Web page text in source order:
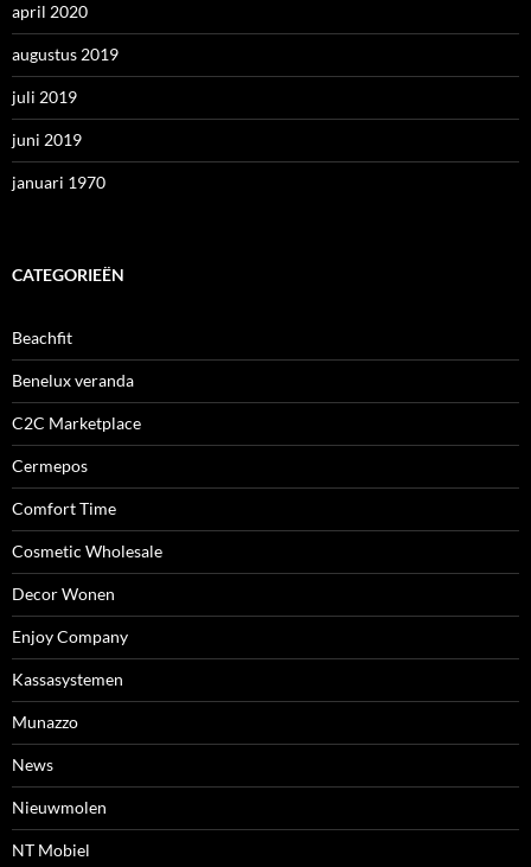
april 2020
augustus 2019
juli 2019
juni 2019
januari 1970
CATEGORIEËN
Beachfit
Benelux veranda
C2C Marketplace
Cermepos
Comfort Time
Cosmetic Wholesale
Decor Wonen
Enjoy Company
Kassasystemen
Munazzo
News
Nieuwmolen
NT Mobiel